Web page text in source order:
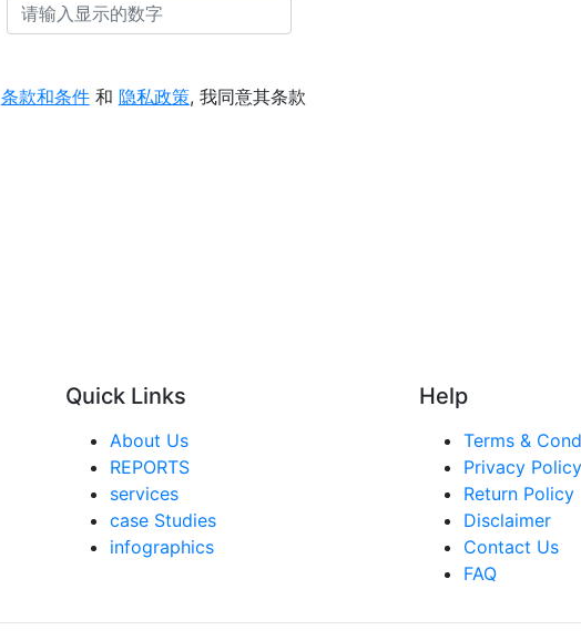
条款和条件和 隐私政策, 我同意其条款
Quick Links
About Us
REPORTS
services
case Studies
infographics
Help
Terms &
Privacy Policy
Return Policy
Disclaimer
Contact Us
FAQ